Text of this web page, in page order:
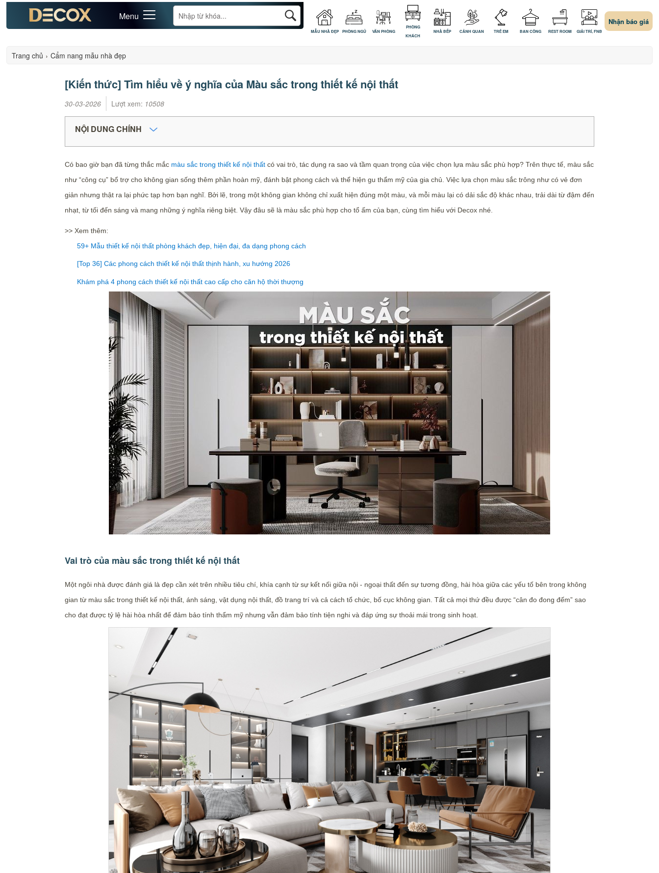
Menu
MẪU NHÀ ĐẸP PHÒNG NGỦ VĂN PHÒNG
PHÒNG
KHÁCH
NHÀ BẾP CẢNH QUAN TRẺ EM BAN CÔNG REST ROOM GIẢI TRÍ, FNB
Nhận báo giá
Trang chủ › Cẩm nang mẫu nhà đẹp
[Kiến thức] Tìm hiểu về ý nghĩa của Màu sắc trong thiết kế nội thất
30-03-2026 Lượt xem: 10508
NỘI DUNG CHÍNH
Có bao giờ bạn đã từng thắc mắc màu sắc trong thiết kế nội thấtcó vai trò, tác dụng ra sao và tầm quan trọng của việc chọn lựa màu sắc phù hợp? Trên thực tế, màu sắc
như “công cụ” bổ trợ cho không gian sống thêm phần hoàn mỹ, đánh bật phong cách và thể hiện gu thẩm mỹ của gia chủ. Việc lựa chọn màu sắc trông như có vẻ đơn
giản nhưng thật ra lại phức tạp hơn bạn nghĩ. Bởi lẽ, trong một không gian không chỉ xuất hiện đúng một màu, và mỗi màu lại có dải sắc độ khác nhau, trải dài từ đậm đến
nhạt, từ tối đến sáng và mang những ý nghĩa riêng biệt. Vậy đâu sẽ là màu sắc phù hợp cho tổ ấm của bạn, cùng tìm hiểu với Decox nhé.
>> Xem thêm:
59+ Mẫu thiết kế nội thất phòng khách đẹp, hiện đại, đa dạng phong cách
[Top 36] Các phong cách thiết kế nội thất thịnh hành, xu hướng 2026
Khám phá 4 phong cách thiết kế nội thất cao cấp cho căn hộ thời thượng
Vai trò của màu sắc trong thiết kế nội thất
Một ngôi nhà được đánh giá là đẹp cần xét trên nhiều tiêu chí, khía cạnh từ sự kết nối giữa nội - ngoại thất đến sự tương đồng, hài hòa giữa các yếu tố bên trong không
gian từ màu sắc trong thiết kế nội thất, ánh sáng, vật dụng nội thất, đồ trang trí và cả cách tổ chức, bố cục không gian. Tất cả mọi thứ đều được “cân đo đong đếm” sao
cho đạt được tỷ lệ hài hòa nhất để đảm bảo tính thẩm mỹ nhưng vẫn đảm bảo tính tiện nghi và đáp ứng sự thoải mái trong sinh hoạt.